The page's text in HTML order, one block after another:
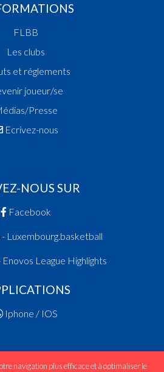
FLBB
Les clubs
et réglements
joueur/se
Presse
Ecrivez-nous
NOUS SUR
Facebook
Luxembourg.basketball
Enovos League Highlights
Iphone / IOS
navigation plus efficace et à optimaliser le